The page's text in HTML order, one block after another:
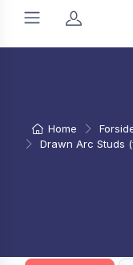
Home
Drawn Arc Studs